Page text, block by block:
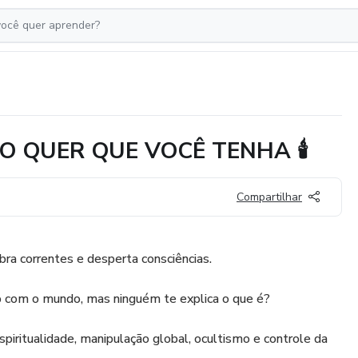
QUER QUE VOCÊ TENHA 🕯️
Compartilhar
correntes e desperta consciências.
o mundo, mas ninguém te explica o que é?
manipulação global, ocultismo e controle da